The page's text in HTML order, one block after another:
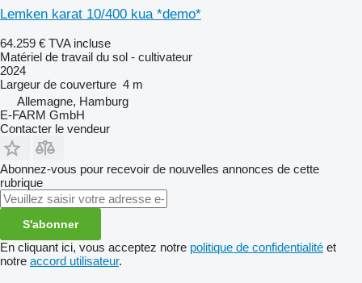
Lemken karat 10/400 kua *demo*
64.259 € TVA incluse
Matériel de travail du sol - cultivateur
2024
Largeur de couverture 4 m
Allemagne, Hamburg
E-FARM GmbH
Contacter le vendeur
Abonnez-vous pour recevoir de nouvelles annonces de cette
rubrique
S'abonner
En cliquant ici, vous acceptez notre politique de confidentialité et
notre accord utilisateur.